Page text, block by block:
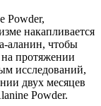
Powder,
накапливается
аланин, чтобы
протяжении
исследований,
двух месяцев
Powder.